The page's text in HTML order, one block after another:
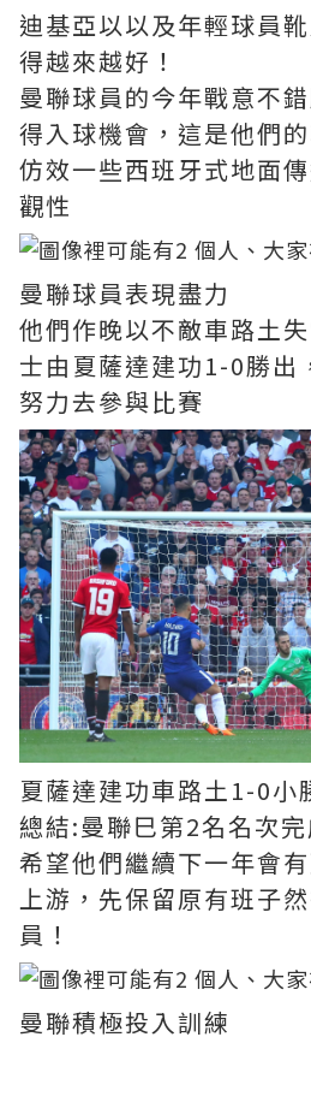
迪基亞以以及年輕球員
得越來越好！
曼聯球員的今年戰意不
得入球機會，這是他們
仿效一些西班牙式地面
觀性
曼聯球員表現盡力
他們作晚以不敵車路土
士由夏薩達建功1-0勝出
努力去參與比賽
夏薩達建功車路土1-0小
總結:曼聯巳第2名名次完
希望他們繼續下一年會
上游，先保留原有班子
員！
曼聯積極投入訓練